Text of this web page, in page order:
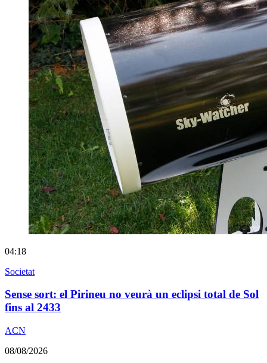
04:18
Societat
Sense sort: el Pirineu no veurà un eclipsi total de Sol
fins al 2433
ACN
08/08/2026